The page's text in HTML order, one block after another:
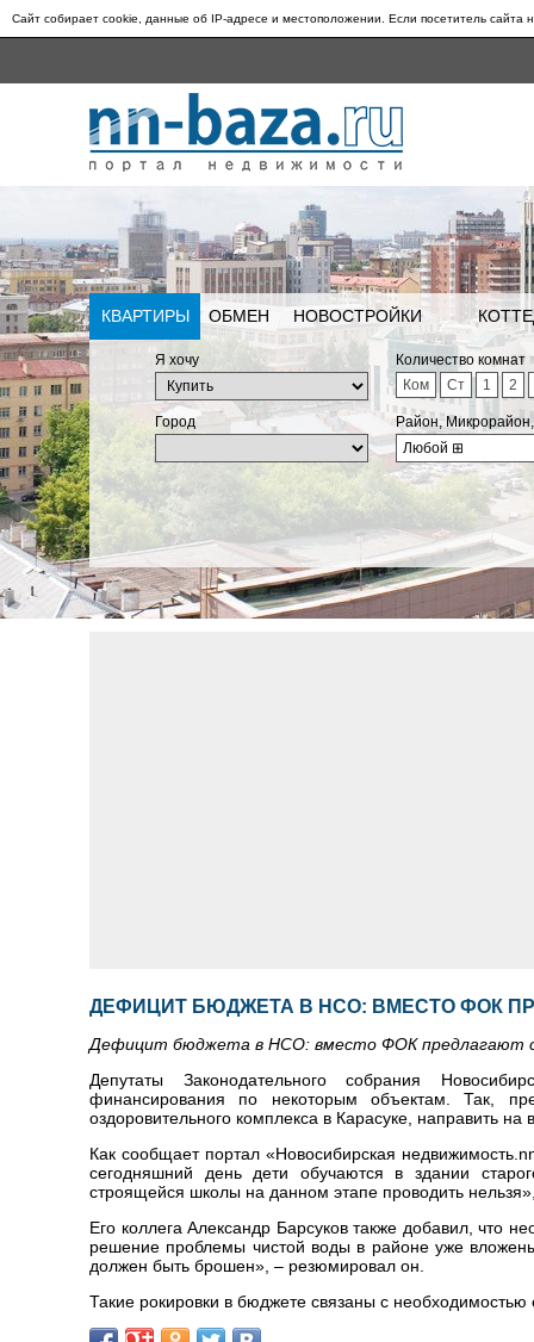
Сайт собирает cookie, данные об IP-адресе и местоположении. Если посетитель сайта
КВАРТИРЫ ОБМЕН НОВОСТРОЙКИ
Я хочу
Количество комнат
Ком
Ст 1 2
Город
Район,
Любой ⊞
ДЕФИЦИТ БЮДЖЕТА В НСО: ВМЕСТО ФОК
Дефицит бюджета в НСО: вместо ФОК предлагают
Депутаты Законодательного собрания
финансирования по некоторым объектам. Так,
оздоровительного комплекса в Карасуке, направить
Как сообщает портал «Новосибирская
сегодняшний день дети обучаются в здании
строящейся школы на данном этапе проводить
Его коллега Александр Барсуков также добавил, что
решение проблемы чистой воды в районе уже
должен быть брошен», – резюмировал он.
Такие рокировки в бюджете связаны с